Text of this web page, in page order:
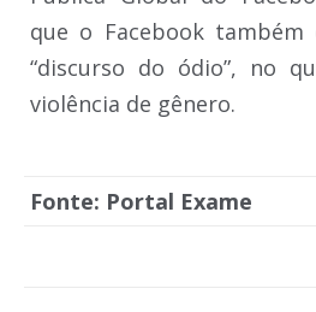
que o Facebook
“discurso do ódio”, no
violência de gênero.
Fonte: Portal Exame